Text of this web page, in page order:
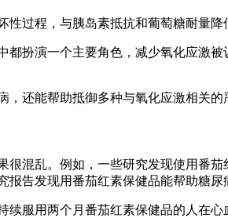
性过程，与胰岛素抵抗和葡萄糖耐量
都扮演一个主要角色，减少氧化应激
还能帮助抵御多种与氧化应激相关的
很混乱。例如，一些研究发现使用番
报告发现用番茄红素保健品能帮助糖尿
续服用两个月番茄红素保健品的人在